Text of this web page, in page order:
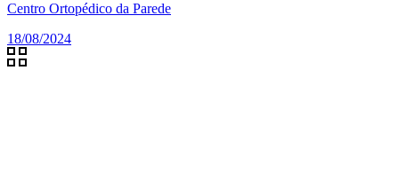
Centro Ortopédico da Parede
18/08/2024